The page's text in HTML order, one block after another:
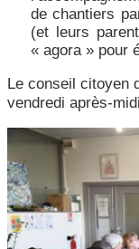
de chantiers
(et leurs
« agora » pour
Le conseil citoyen
vendredi après-